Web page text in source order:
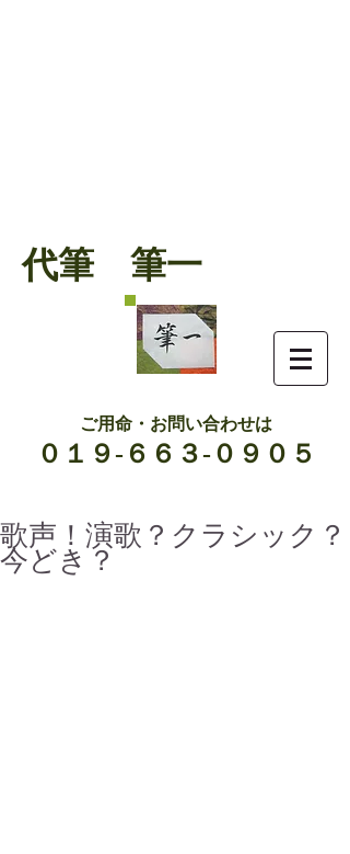
代筆 筆一
ご用命・お問い合わせは
０１９-６６３-０９０５
歌声！演歌？クラシック？
今どき？